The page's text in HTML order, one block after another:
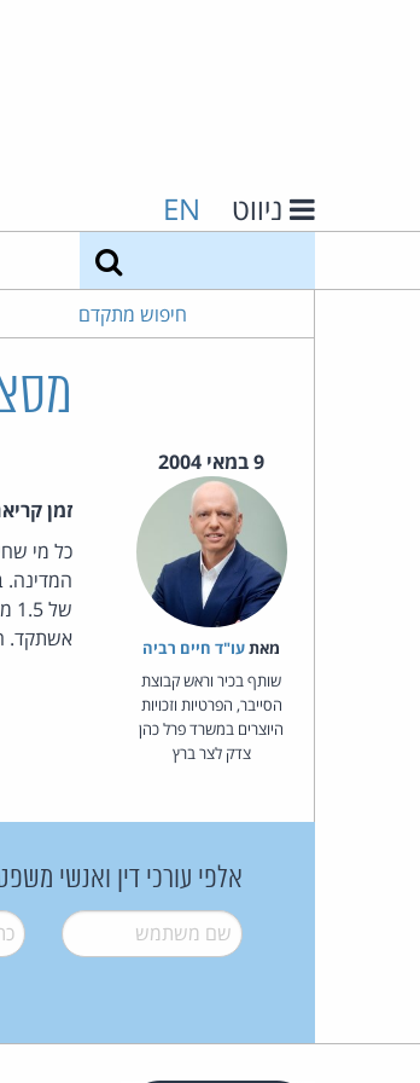
ניווט EN
חיפוש מתקדם
9 במאי 2004
מאת‏עו"ד חיים רביה
שותף בכיר וראש קבוצת
הסייבר, הפרטיות וזכויות
היוצרים במשרד פרל כהן
צדק לצר ברץ
זמן
כל מי שחייב
אשתקד.
אלפי עורכי דין ואנשי
שם משתמש*